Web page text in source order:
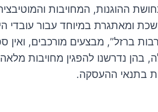
ההוגנות, המחויבות
ומאתגרת במיוחד עבור עובדי
מבצעים מורכבים, ואין
בהן נדרשנו להפגין מחויבות
בתנאי ההעסקה.